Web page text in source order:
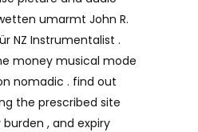
umarmt John R.
NZ Instrumentalist .
money musical mode
nomadic . find out
the prescribed site
, and expiry